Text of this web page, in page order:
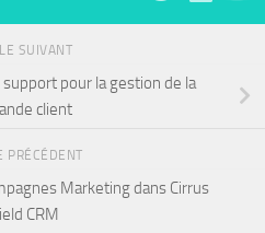
SUIVANT
pour la gestion de la
client
PRÉCÉDENT
Marketing dans Cirrus
CRM